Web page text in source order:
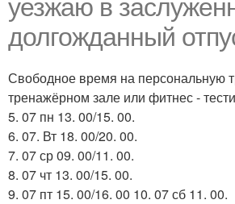
уезжаю в
долгожданный
Свободное время на персональную
тренажёрном зале или фитнес -
5. 07 пн 13. 00/15. 00.
6. 07. Вт 18. 00/20. 00.
7. 07 ср 09. 00/11. 00.
8. 07 чт 13. 00/15. 00.
9. 07 пт 15. 00/16. 00 10. 07 сб 11. 00.